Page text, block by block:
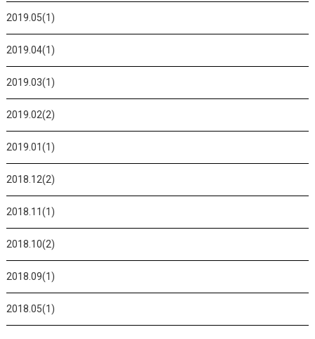
2019.05(1)
2019.04(1)
2019.03(1)
2019.02(2)
2019.01(1)
2018.12(2)
2018.11(1)
2018.10(2)
2018.09(1)
2018.05(1)